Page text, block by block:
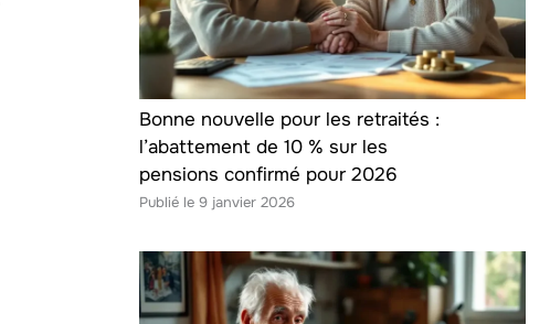
Bonne nouvelle pour les retraités :
l’abattement de 10 % sur les
pensions confirmé pour 2026
9 janvier 2026